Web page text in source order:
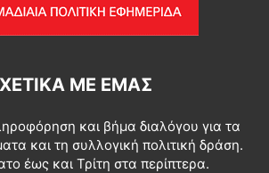
ΜΕ ΕΜΆΣ
και βήμα διαλόγου για τα
και τη συλλογική πολιτική δράση.
έως και Τρίτη στα περίπτερα.